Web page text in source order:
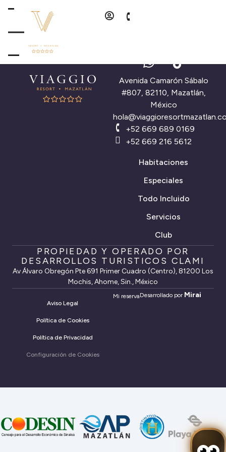
Avenida Camarón Sábalo
#807, 82110, Mazatlán,
México
+52 669 689 0169
+52 669 216 5612
Habitaciones
Especiales
Todo Incluido
Servicios
Club
PROPIEDAD Y OPERADO POR
DESARROLLOS TURISTICOS CLAMI
Av Álvaro Obregón Pte 691 Primer Cuadro (Centro), 81200 Los
Mochis, Ahome, Sin., México
Aviso Legal
Política de Cookies
Política de Privacidad
Configuración de Cookies
Mi reservaDesarrollado por Mirai